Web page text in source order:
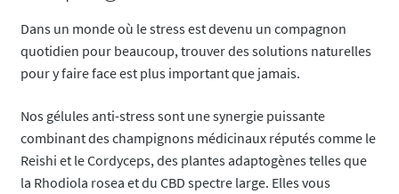
Dans un monde où le stress est devenu un compagnon
quotidien pour beaucoup, trouver des solutions naturelles
pour y faire face est plus important que jamais.
Nos gélules anti-stress sont une synergie puissante
combinant des champignons médicinaux réputés comme le
Reishi et le Cordyceps, des plantes adaptogènes telles que
la Rhodiola rosea et du CBD spectre large. Elles vous